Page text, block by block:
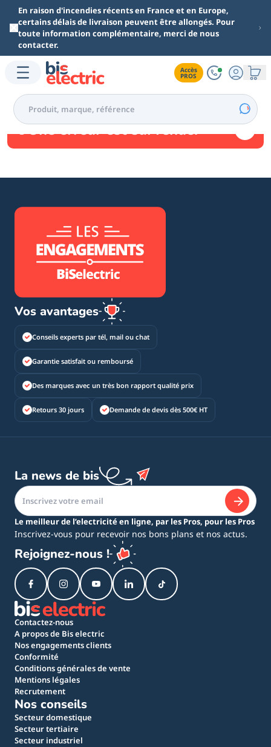
Aller au contenu principal
En raison d'incendies récents en France et en Europe,
certains délais de livraison peuvent être allongés. Pour
toute information complémentaire, merci de nous
contacter.
Accès
PROS
Une erreur est survenue.
Vos avantages
Conseils experts par tél, mail ou chat
Garantie satisfait ou remboursé
Des marques avec un très bon rapport qualité prix
Retours 30 jours Demande de devis dès 500€ HT
La news de bis
Le meilleur de l’electricité en ligne, par les Pros, pour les Pros
Inscrivez-vous pour recevoir nos bons plans et nos actus.
Rejoignez-nous !
Contactez-nous
A propos de Bis electric
Nos engagements clients
Conformité
Conditions générales de vente
Mentions légales
Recrutement
Nos conseils
Secteur domestique
Secteur tertiaire
Secteur industriel